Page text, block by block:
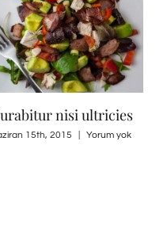
Suspendisse Sed Sagittis
Haziran 30th, 2015 | Yorum yok